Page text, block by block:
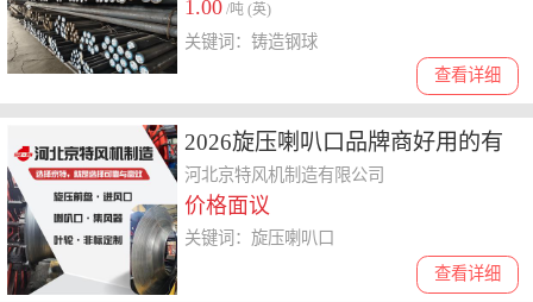
1.00 /吨 (英)
查看详细
关键词：铸造钢球
2026旋压喇叭口品牌商好用的有
哪些，专业供应商与来样定制解
读
河北京特风机制造有限公司
价格面议
查看详细
关键词：旋压喇叭口